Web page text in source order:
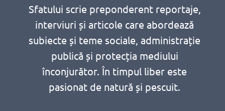
Sfatului scrie preponderent reportaje,
interviuri și articole care abordează
subiecte și teme sociale, administrație
publică și protecția mediului
înconjurător. În timpul liber este
pasionat de natură și pescuit.